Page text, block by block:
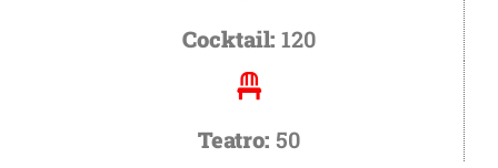
Cocktail: 120
Teatro: 50